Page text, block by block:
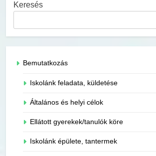
Keresés
Bemutatkozás
Iskolánk feladata, küldetése
Általános és helyi célok
Ellátott gyerekek/tanulók köre
Iskolánk épülete, tantermek